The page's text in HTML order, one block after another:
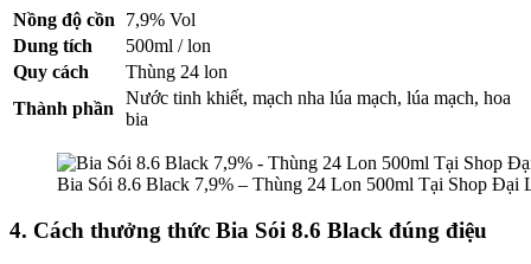
Nồng độ cồn
7,9% Vol
Dung tích
500ml / lon
Quy cách
Thùng 24 lon
Thành phần
Nước tinh khiết, mạch nha lúa mạch, lúa mạch, hoa
bia
Bia Sói 8.6 Black 7,9% – Thùng 24 Lon 500ml Tại Shop Đại
4. Cách thưởng thức Bia Sói 8.6 Black đúng điệu